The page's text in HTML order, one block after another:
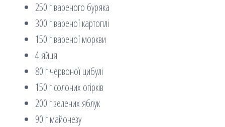
250 г вареного буряка
300 г вареної картоплі
150 г вареної моркви
4 яйця
80 г червоної цибулі
150 г солоних огірків
200 г зелених яблук
90 г майонезу